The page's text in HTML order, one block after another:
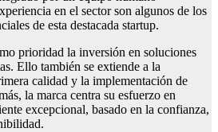
en el sector son algunos de los
de esta destacada startup.
prioridad la inversión en soluciones
Ello también se extiende a la
calidad y la implementación de
la marca centra su esfuerzo en
excepcional, basado en la confianza,